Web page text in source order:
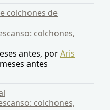
colchones de
colchones,
antes, porAris
antes
colchones,